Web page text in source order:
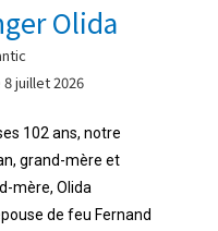
Olida
juillet 2026
102 ans, notre
grand-mère et
mère, Olida
de feu Fernand